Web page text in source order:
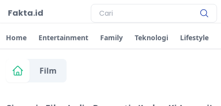
Fakta.id
Home Entertainment Family Teknologi Lifestyle
Film